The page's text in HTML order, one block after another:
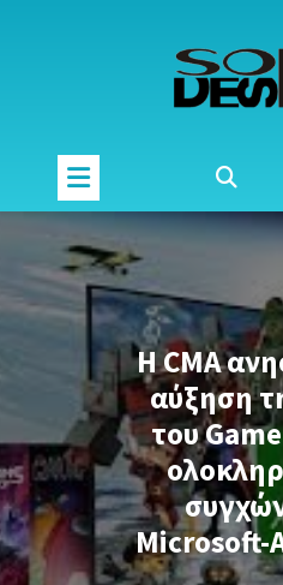
Η CMA
αύξηση
του
Microsoft-